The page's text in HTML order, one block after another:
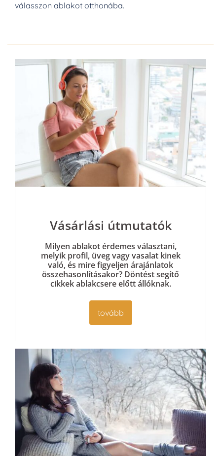
válasszon ablakot otthonába.
Vásárlási útmutatók
Milyen ablakot érdemes választani,
melyik profil, üveg vagy vasalat kinek
való, és mire figyeljen árajánlatok
összehasonlításakor? Döntést segítő
cikkek ablakcsere előtt állóknak.
tovább